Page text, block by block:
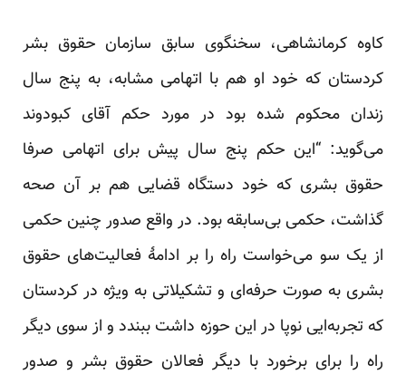
کاوه کرمانشاهی، سخنگوی سابق سازمان حقوق بشر
کردستان که خود او هم با اتهامی مشابه، به پنج سال
زندان محکوم شده بود در مورد حکم آقای کبودوند
می‌گوید: “این حکم پنج سال پیش برای اتهامی صرفا
حقوق بشری که خود دستگاه قضایی هم بر آن صحه
گذاشت، حکمی بی‌سابقه بود. در واقع صدور چنین حکمی
از یک سو می‌خواست راه را بر ادامهٔ فعالیت‌های حقوق
بشری به صورت حرفه‌ای و تشکیلاتی به ویژه در کردستان
که تجربه‌ایی نوپا در این حوزه داشت ببندد و از سوی دیگر
راه را برای برخورد با دیگر فعالان حقوق بشر و صدور